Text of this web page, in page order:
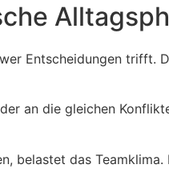
Entscheidungen trifft.
an die gleichen
belastet das